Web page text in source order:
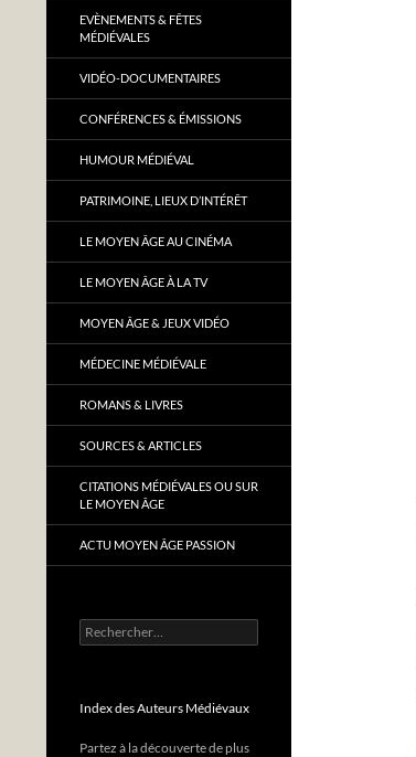
EVÈNEMENTS & FÊTES
MÉDIÉVALES
VIDÉO-DOCUMENTAIRES
CONFÉRENCES & ÉMISSIONS
HUMOUR MÉDIÉVAL
PATRIMOINE, LIEUX D’INTÉRÊT
LE MOYEN ÂGE AU CINÉMA
LE MOYEN ÂGE À LA TV
MOYEN ÂGE & JEUX VIDÉO
MÉDECINE MÉDIÉVALE
ROMANS & LIVRES
SOURCES & ARTICLES
CITATIONS MÉDIÉVALES OU SUR
LE MOYEN ÂGE
ACTU MOYEN ÂGE PASSION
Rechercher :
Index des Auteurs Médiévaux
Partez à la découverte de plus